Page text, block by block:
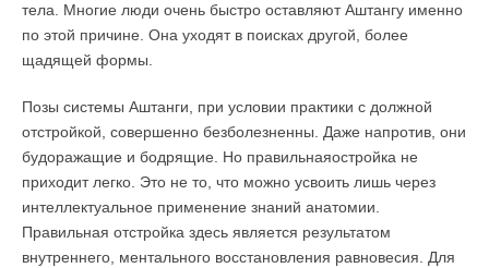
тела. Многие люди очень быстро оставляют Аштангу именно
по этой причине. Она уходят в поисках другой, более
щадящей формы.
Позы системы Аштанги, при условии практики с должной
отстройкой, совершенно безболезненны. Даже напротив, они
будоражащие и бодрящие. Но правильнаяостройка не
приходит легко. Это не то, что можно усвоить лишь через
интеллектуальное применение знаний анатомии.
Правильная отстройка здесь является результатом
внутреннего, ментального восстановления равновесия. Для